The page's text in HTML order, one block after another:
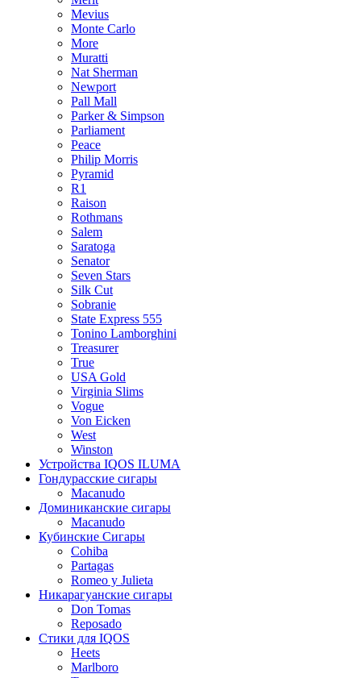
Mevius
Monte Carlo
More
Muratti
Nat Sherman
Newport
Pall Mall
Parker & Simpson
Parliament
Peace
Philip Morris
Pyramid
R1
Raison
Rothmans
Salem
Saratoga
Senator
Seven Stars
Silk Cut
Sobranie
State Express 555
Tonino Lamborghini
Treasurer
True
USA Gold
Virginia Slims
Vogue
Von Eicken
West
Winston
Устройства IQOS ILUMA
Гондурасские сигары
Macanudo
Доминиканские сигары
Macanudo
Кубинские Сигары
Cohiba
Partagas
Romeo y Julieta
Никарагуанские сигары
Don Tomas
Reposado
Стики для IQOS
Heets
Marlboro